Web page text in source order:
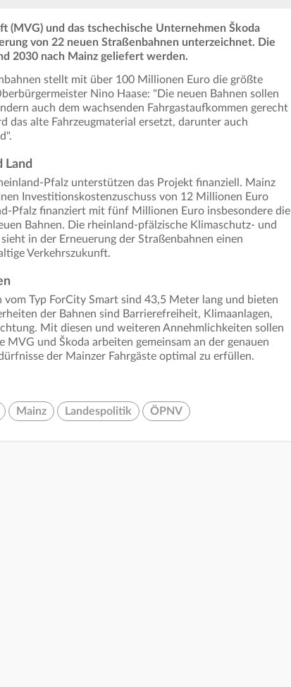
(MVG) und das tschechische Unternehmen Škoda
von 22 neuen Straßenbahnen unterzeichnet. Die
2030 nach Mainz geliefert werden.
stellt mit über 100 Millionen Euro die größte
Nino Haase: "Die neuen Bahnen sollen
auch dem wachsenden Fahrgastaufkommen gerecht
das alte Fahrzeugmaterial ersetzt, darunter auch
Land
Pfalz unterstützen das Projekt finanziell. Mainz
Investitionskostenzuschuss von 12 Millionen Euro
Pfalz finanziert mit fünf Millionen Euro insbesondere die
Bahnen. Die rheinland-pfälzische Klimaschutz- und
in der Erneuerung der Straßenbahnen einen
Verkehrszukunft.
vom Typ ForCity Smart sind 43,5 Meter lang und bieten
der Bahnen sind Barrierefreiheit, Klimaanlagen,
Mit diesen und weiteren Annehmlichkeiten sollen
MVG und Škoda arbeiten gemeinsam an der genauen
der Mainzer Fahrgäste optimal zu erfüllen.
Mainz Landespolitik ÖPNV